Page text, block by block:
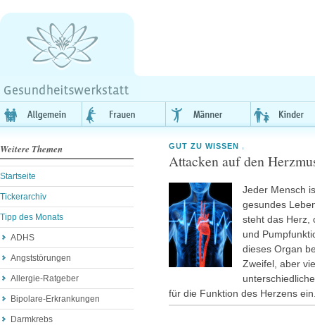
Weitere Themen
Startseite
Tickerarchiv
Tipp des Monats
ADHS
Angststörungen
Allergie-Ratgeber
Bipolare-Erkrankungen
Darmkrebs
GUT ZU WISSEN ,
Attacken auf den
Jeder Mensch
gesundes
steht das Herz,
und
dieses Organ
Zweifel, aber
für die Funktion des Herzens